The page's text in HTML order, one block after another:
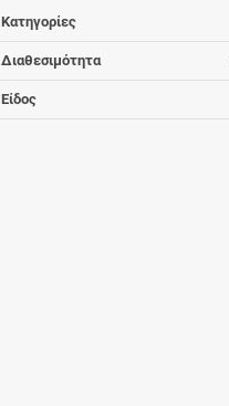
Κατηγορίες
Διαθεσιμότητα
Είδος